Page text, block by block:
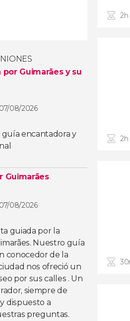
Guimarães y su
07/08/2026
encantadora y
Guimarães
07/08/2026
guiada por la
Nuestro guía
conocedor de la
nos ofreció un
por sus calles . Un
siempre de
dispuesto a
preguntas.
2h